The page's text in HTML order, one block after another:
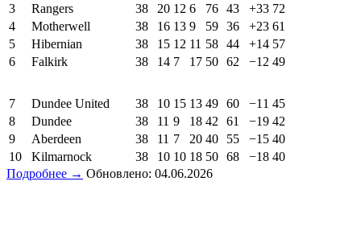
3
Rangers 38 20 12 6 76 43 +33 72
4
Motherwell 38 16 13 9 59 36 +23 61
5
Hibernian 38 15 12 11 58 44 +14 57
6
Falkirk 38 14 7 17 50 62 −12 49
7 Dundee United 38 10 15 13 49 60 −11 45
8
Dundee 38 11 9 18 42 61 −19 42
9
Aberdeen 38 11 7 20 40 55 −15 40
10
Kilmarnock 38 10 10 18 50 68 −18 40
Подробнее → Обновлено: 04.06.2026